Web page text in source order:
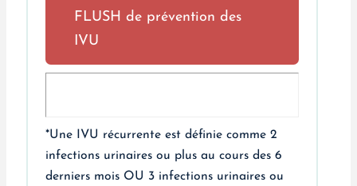
FLUSH de prévention des
IVU
*Une IVU récurrente est définie comme 2
infections urinaires ou plus au cours des 6
derniers mois OU 3 infections urinaires ou